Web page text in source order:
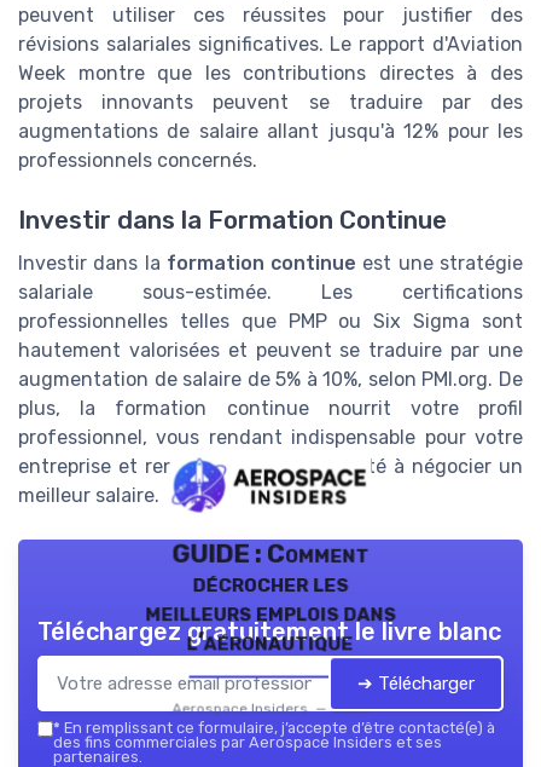
peuvent utiliser ces réussites pour justifier des
révisions salariales significatives. Le rapport d'Aviation
Week montre que les contributions directes à des
projets innovants peuvent se traduire par des
augmentations de salaire allant jusqu'à 12% pour les
professionnels concernés.
Investir dans la Formation Continue
Investir dans la formation continue est une stratégie
salariale sous-estimée. Les certifications
professionnelles telles que PMP ou Six Sigma sont
hautement valorisées et peuvent se traduire par une
augmentation de salaire de 5% à 10%, selon PMI.org. De
plus, la formation continue nourrit votre profil
professionnel, vous rendant indispensable pour votre
entreprise et renforçant votre capacité à négocier un
meilleur salaire.
GUIDE : Comment
décrocher les
meilleurs emplois dans
l’aéronautique
Aerospace Insiders — 2026
Téléchargez gratuitement le livre blanc
➔ Télécharger
* En remplissant ce formulaire, j’accepte d’être contacté(e) à
des fins commerciales par Aerospace Insiders et ses
partenaires.